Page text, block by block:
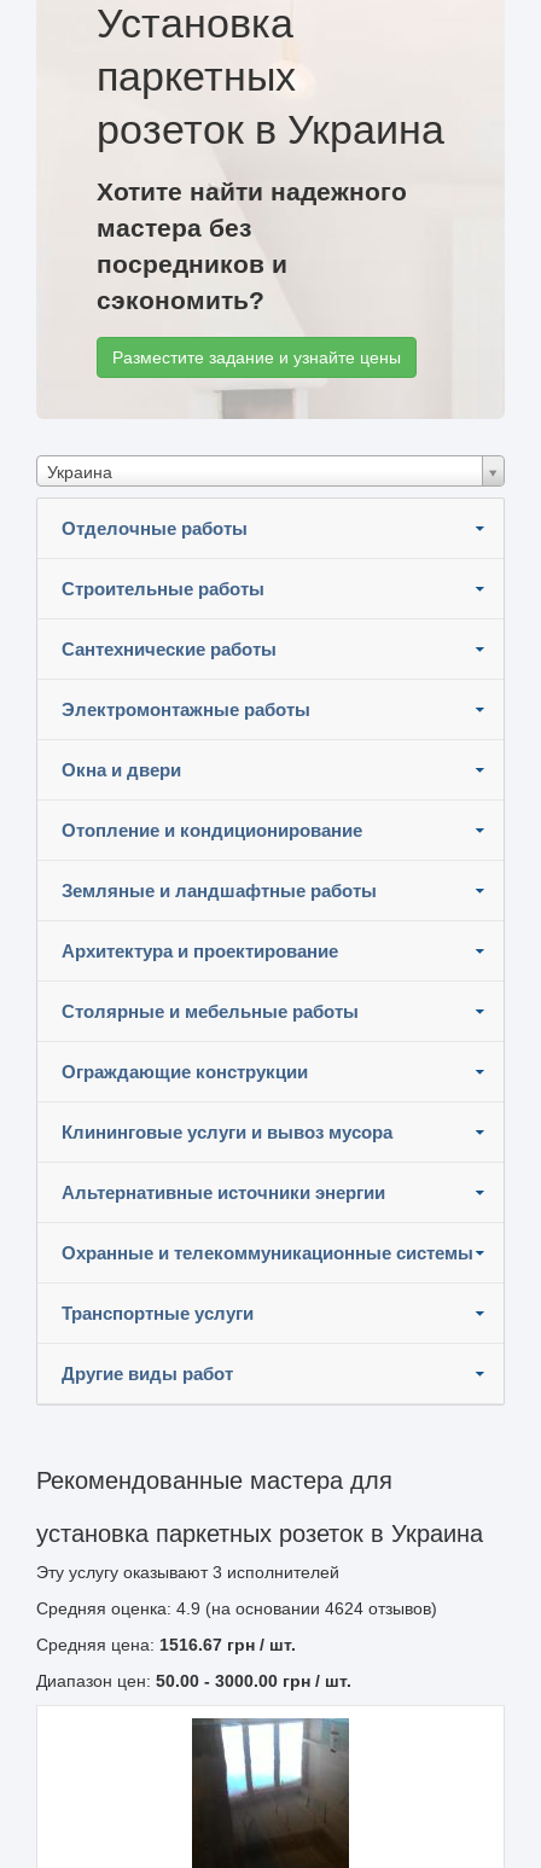
Установка
паркетных
розеток в Украина
Хотите найти надежного
мастера без
посредников и
сэкономить?
Разместите задание и узнайте цены
Украина
Отделочные работы
Строительные работы
Сантехнические работы
Электромонтажные работы
Окна и двери
Отопление и кондиционирование
Земляные и ландшафтные работы
Архитектура и проектирование
Столярные и мебельные работы
Ограждающие конструкции
Клининговые услуги и вывоз мусора
Альтернативные источники энергии
Охранные и телекоммуникационные системы
Транспортные услуги
Другие виды работ
Рекомендованные мастера для
установка паркетных розеток в Украина
Эту услугу оказывают3 исполнителей
Средняя оценка: 4.9 (на основании 4624 отзывов)
Средняя цена: 1516.67 грн / шт.
Диапазон цен: 50.00 - 3000.00 грн / шт.